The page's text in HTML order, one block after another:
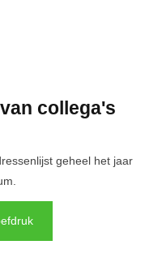
collega's
geheel het jaar